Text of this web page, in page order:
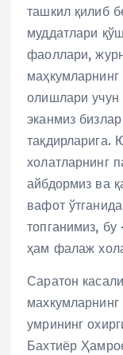
ташкил қилиб
муддатлари
фаоллари,
олишлари учун
эканмиз
тақдирларига.
холатларнинг
айбдормиз ва
вафот
топганимиз,
ҳам фалаж
Саратон
умрининг
Бахтиёр